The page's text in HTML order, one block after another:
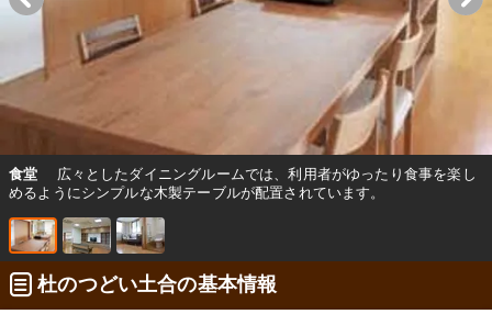
食堂
広々としたダイニングルームでは、利用者がゆったり食事を楽し
めるようにシンプルな木製テーブルが配置されています。
杜のつどい土合の基本情報